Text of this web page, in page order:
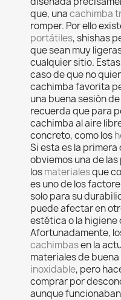
que, unacachimba
romper. Por ello
portátiles, shishas
que sean muy
cualquier sitio.
caso de que no
cachimba favorita
una buena sesión
recuerda que para
cachimba al aire
concreto, como los
Si esta es la
obviemos una de
losmaterialesque
es uno de los
solo para su
puede afectar en
estética o la higiene
Afortunadamente,
cachimbasen la
materiales de
inoxidable, pero
comprar por
aunque